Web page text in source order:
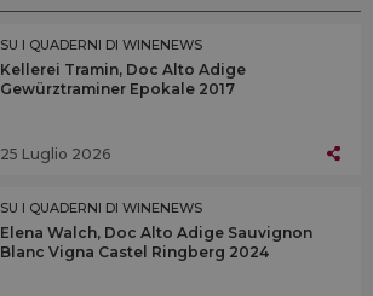
SU I QUADERNI DI WINENEWS
Kellerei Tramin, Doc Alto Adige
Gewürztraminer Epokale 2017
25 Luglio 2026
SU I QUADERNI DI WINENEWS
Elena Walch, Doc Alto Adige Sauvignon
Blanc Vigna Castel Ringberg 2024